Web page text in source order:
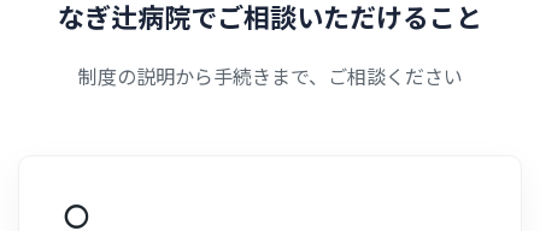
なぎ辻病院でご相談いただける こ と
制度の説明から手続きまで、ご相談ください